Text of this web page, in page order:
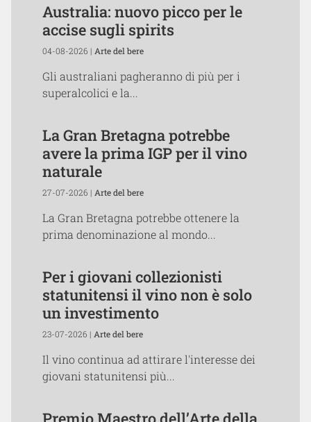
Australia: nuovo picco per le
accise sugli spirits
04-08-2026 | Arte del bere
Gli australiani pagheranno di più per i
superalcolici e la...
La Gran Bretagna potrebbe
avere la prima IGP per il vino
naturale
27-07-2026 | Arte del bere
La Gran Bretagna potrebbe ottenere la
prima denominazione al mondo...
Per i giovani collezionisti
statunitensi il vino non è solo
un investimento
23-07-2026 | Arte del bere
Il vino continua ad attirare l'interesse dei
giovani statunitensi più...
Premio Maestro dell’Arte della